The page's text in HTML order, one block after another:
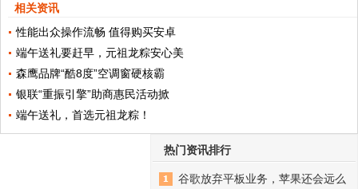
相关资讯
性能出众操作流畅 值得购买安卓
端午送礼要赶早，元祖龙粽安心美
森鹰品牌“酷8度”空调窗硬核霸
银联“重振引擎”助商惠民活动掀
端午送礼，首选元祖龙粽！
热门资讯排行
谷歌放弃平板业务，苹果还会远么